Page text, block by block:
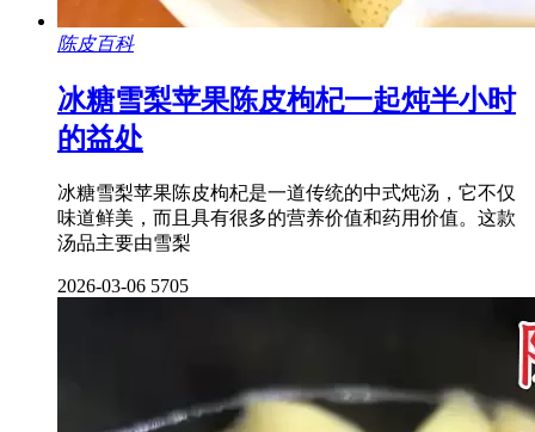
陈皮百科
冰糖雪梨苹果陈皮枸杞一起炖半小时
的益处
冰糖雪梨苹果陈皮枸杞是一道传统的中式炖汤，它不仅
味道鲜美，而且具有很多的营养价值和药用价值。这款
汤品主要由雪梨
2026-03-06 5705